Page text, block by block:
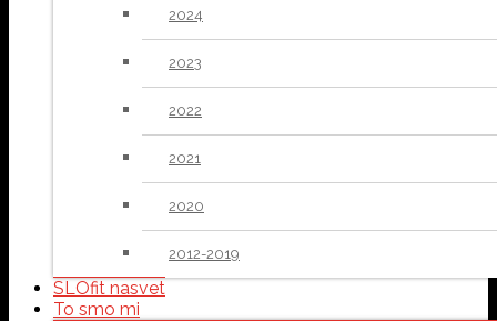
2024
2023
2022
2021
2020
2012-2019
SLOfit nasvet
To smo mi